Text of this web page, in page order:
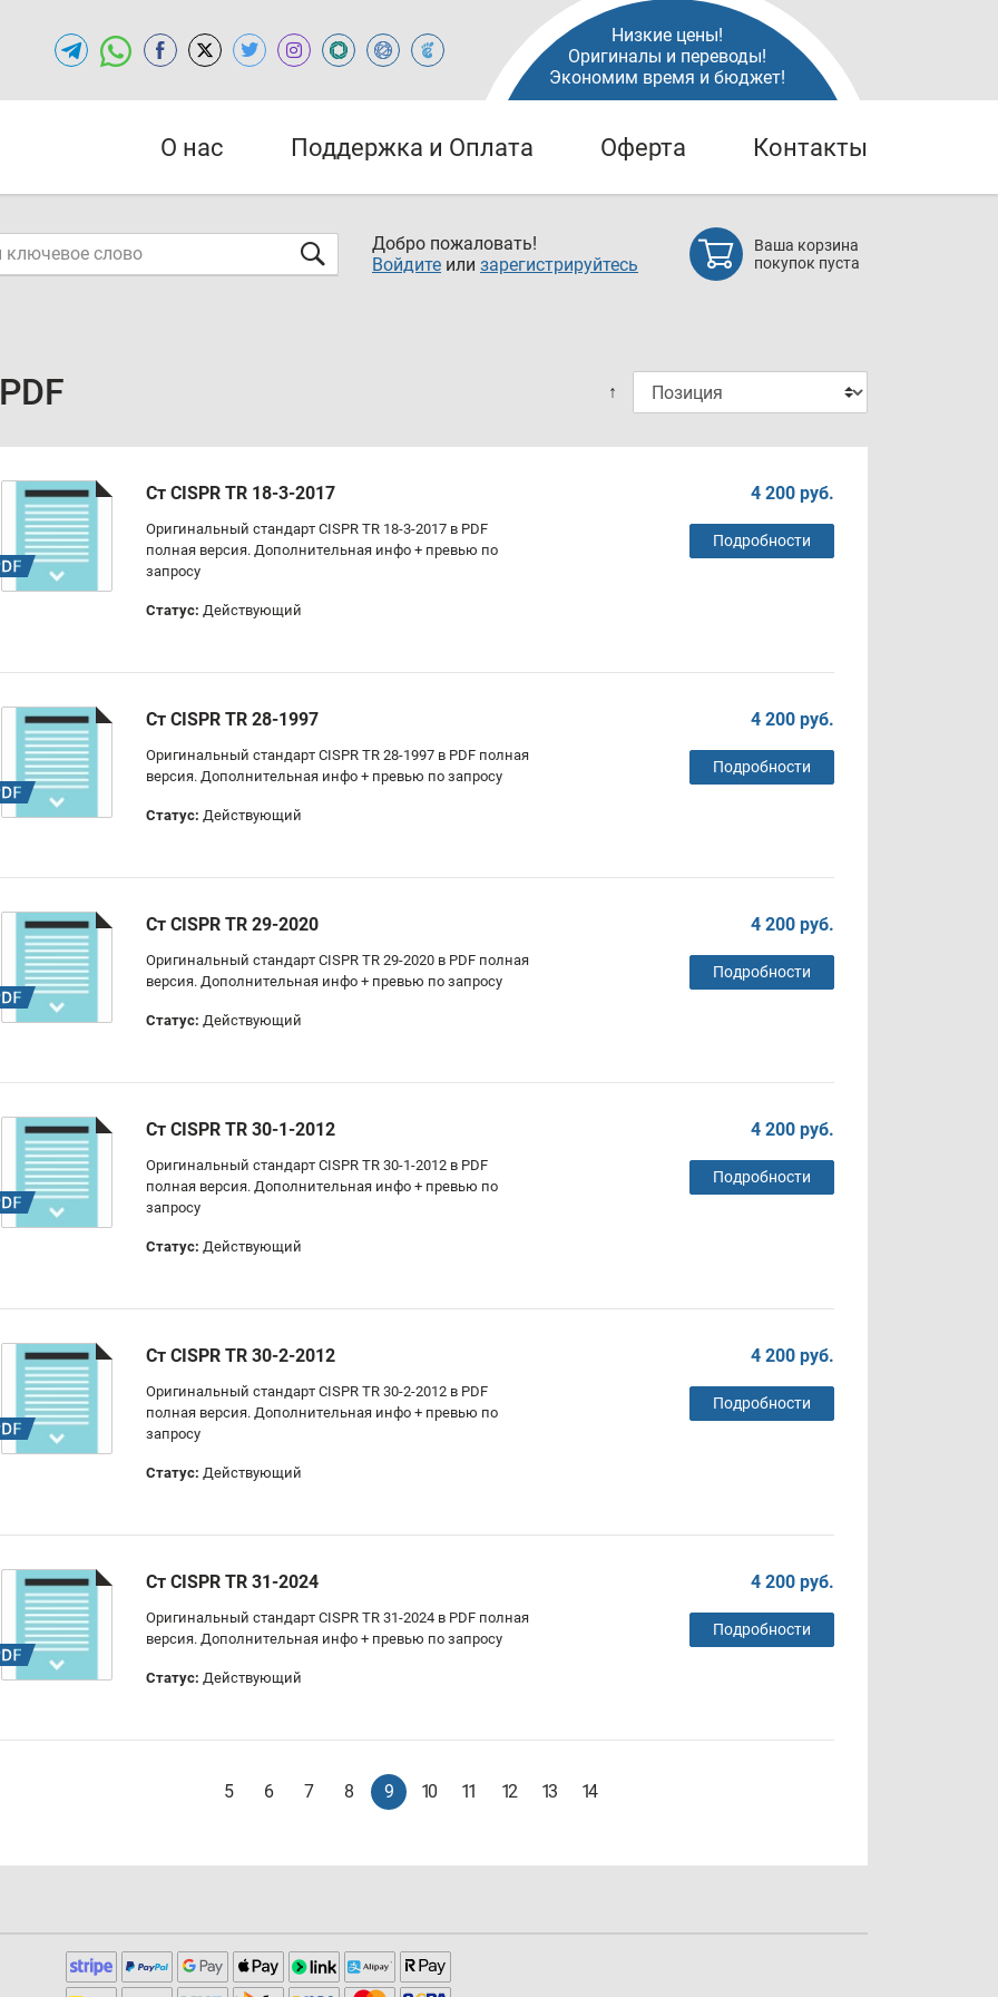
Низкие цены!
Оригиналы и переводы!
Экономим время и бюджет!
О нас Поддержка и Оплата Оферта Контакты
Добро пожаловать!
Войдите или зарегистрируйтесь
Ваша корзина
покупок пуста
↑
Ст CISPR TR 18-3-2017
Оригинальный стандарт CISPR TR 18-3-2017 в PDF
полная версия. Дополнительная инфо + превью по
запросу
Статус: Действующий
4 200 руб.
Подробности
Ст CISPR TR 28-1997
Оригинальный стандарт CISPR TR 28-1997 в PDF полная
версия. Дополнительная инфо + превью по запросу
Статус: Действующий
4 200 руб.
Подробности
Ст CISPR TR 29-2020
Оригинальный стандарт CISPR TR 29-2020 в PDF полная
версия. Дополнительная инфо + превью по запросу
Статус: Действующий
4 200 руб.
Подробности
Ст CISPR TR 30-1-2012
Оригинальный стандарт CISPR TR 30-1-2012 в PDF
полная версия. Дополнительная инфо + превью по
запросу
Статус: Действующий
4 200 руб.
Подробности
Ст CISPR TR 30-2-2012
Оригинальный стандарт CISPR TR 30-2-2012 в PDF
полная версия. Дополнительная инфо + превью по
запросу
Статус: Действующий
4 200 руб.
Подробности
Ст CISPR TR 31-2024
Оригинальный стандарт CISPR TR 31-2024 в PDF полная
версия. Дополнительная инфо + превью по запросу
Статус: Действующий
4 200 руб.
Подробности
5 6 7 8 9 10 11 12 13 14